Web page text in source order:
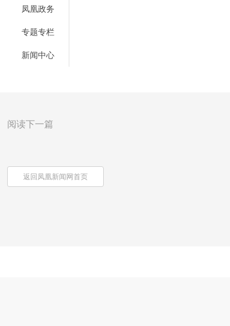
凤凰政务
专题专栏
新闻中心
阅读下一篇
返回凤凰新闻网首页